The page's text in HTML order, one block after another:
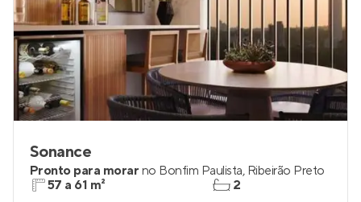
Sonance
Pronto para morar no Bonfim Paulista, Ribeirão Preto
57 a 61 m²
2